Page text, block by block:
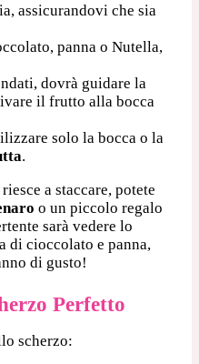
assicurandovi che sia
panna o Nutella,
dovrà guidare la
il frutto alla bocca
solo la bocca o la
.
a staccare, potete
o un piccolo regalo
sarà vedere lo
di cioccolato e panna,
di gusto!
Perfetto
scherzo: